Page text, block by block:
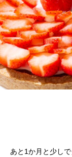
あと1か月と少し